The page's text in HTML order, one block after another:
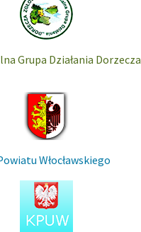
Grupa Działania Dorzecza
Włocławskiego